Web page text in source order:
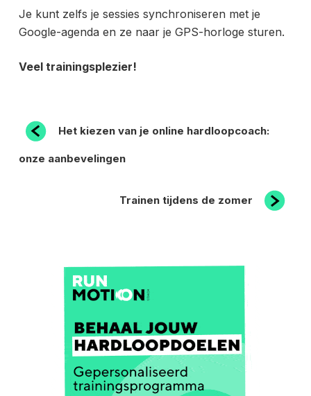
Je kunt zelfs je sessies synchroniseren met je
Google-agenda en ze naar je GPS-horloge sturen.
Veel trainingsplezier!
BERICHT
NAVIGATIE
Vorig
bericht
Het kiezen van je online hardloopcoach:
onze aanbevelingen
Volgend
Trainen tijdens de zomer